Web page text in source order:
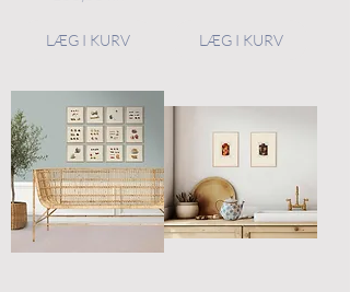
LÆG I KURV LÆG I KURV